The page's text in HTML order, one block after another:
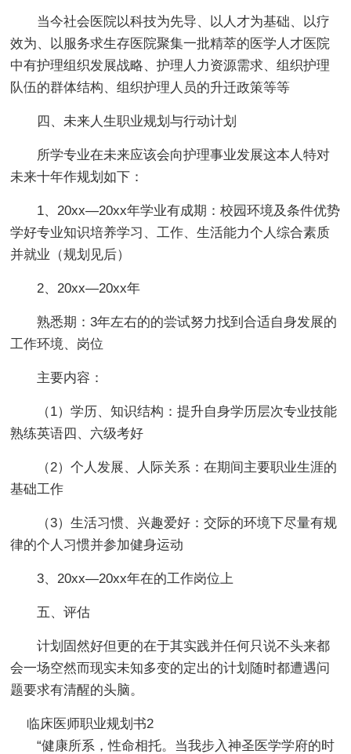
当今社会医院以科技为先导、以人才为基础、以疗
效为、以服务求生存医院聚集一批精萃的医学人才医院
中有护理组织发展战略、护理人力资源需求、组织护理
队伍的群体结构、组织护理人员的升迁政策等等
四、未来人生职业规划与行动计划
所学专业在未来应该会向护理事业发展这本人特对
未来十年作规划如下：
1、20xx—20xx年学业有成期：校园环境及条件优势
学好专业知识培养学习、工作、生活能力个人综合素质
并就业（规划见后）
2、20xx—20xx年
熟悉期：3年左右的的尝试努力找到合适自身发展的
工作环境、岗位
主要内容：
（1）学历、知识结构：提升自身学历层次专业技能
熟练英语四、六级考好
（2）个人发展、人际关系：在期间主要职业生涯的
基础工作
（3）生活习惯、兴趣爱好：交际的环境下尽量有规
律的个人习惯并参加健身运动
3、20xx—20xx年在的工作岗位上
五、评估
计划固然好但更的在于其实践并任何只说不头来都
会一场空然而现实未知多变的定出的计划随时都遭遇问
题要求有清醒的头脑。
临床医师职业规划书2
“健康所系，性命相托。当我步入神圣医学学府的时